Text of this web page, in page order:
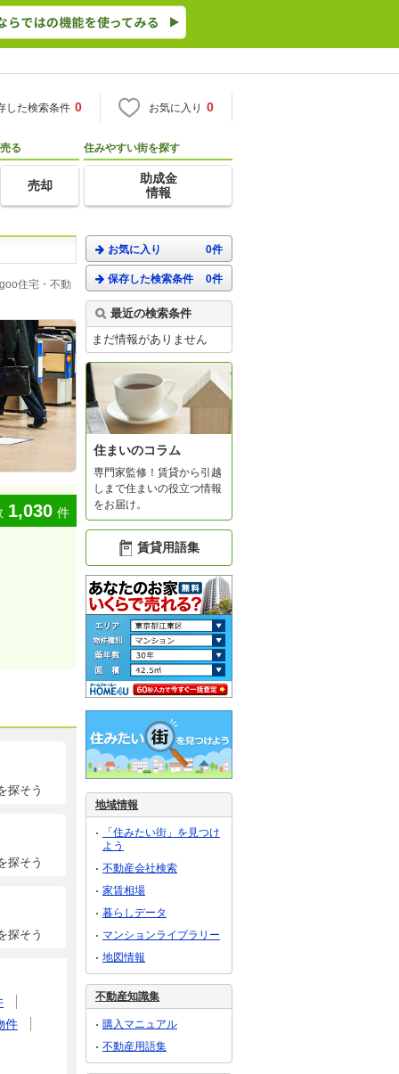
した検索条件 0 お気に入り 0
売る
売却
住みやすい街を探す
助成金
情報
住宅・不動
1,030 件
探そう
探そう
探そう
件
お気に入り 0件
保存した検索条件 0件
最近の検索条件
まだ情報がありません
住まいのコラム
専門家監修！賃貸から引越
しまで住まいの役立つ情報
をお届け。
賃貸用語集
地域情報
「住みたい街」を見つけ
よう
不動産会社検索
家賃相場
暮らしデータ
マンションライブラリー
地図情報
不動産知識集
購入マニュアル
不動産用語集